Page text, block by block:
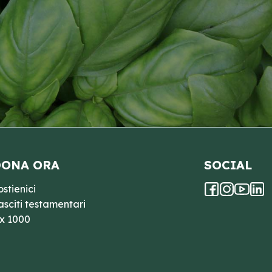
ORA
testamentari
1000
SOCIAL